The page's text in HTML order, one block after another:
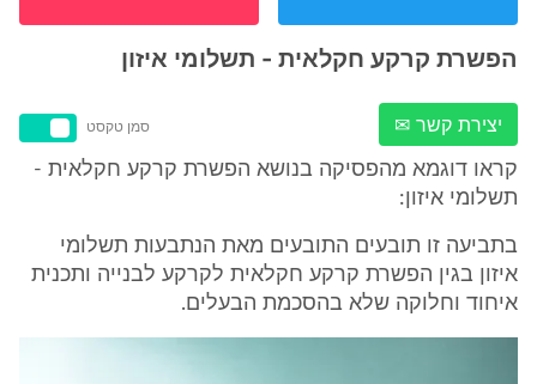
הפשרת קרקע חקלאית - תשלומי איזון
יצירת קשר ✉ סמן טקסט
קראו דוגמא מהפסיקה בנושא הפשרת קרקע חקלאית -
תשלומי איזון:
בתביעה זו תובעים התובעים מאת הנתבעות תשלומי
איזון בגין הפשרת קרקע חקלאית לקרקע לבנייה ותכנית
איחוד וחלוקה שלא בהסכמת הבעלים.